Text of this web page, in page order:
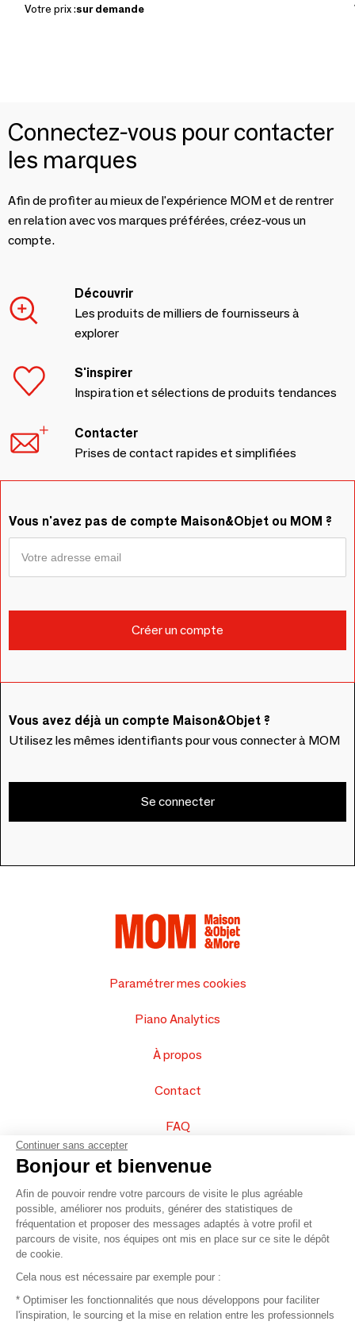
Votre prix :sur demande
Connectez-vous pour contacter
les marques
Afin de profiter au mieux de l'expérience MOM et de rentrer
en relation avec vos marques préférées, créez-vous un
compte.
Découvrir
Les produits de milliers de fournisseurs à
explorer
S'inspirer
Inspiration et sélections de produits tendances
Contacter
Prises de contact rapides et simplifiées
Vous n'avez pas de compte Maison&Objet ou MOM ?
Vous avez déjà un compte Maison&Objet ?
Utilisez les mêmes identifiants pour vous connecter à MOM
Se connecter
Paramétrer mes cookies
Piano Analytics
À propos
Contact
FAQ
Vendez vos produits
Plan du site
© 2016 –Organisation SAFI
Recrutement
Continuer sans accepter
Bonjour et bienvenue
Afin de pouvoir rendre votre parcours de visite le plus agréable
possible, améliorer nos produits, générer des statistiques de
fréquentation et proposer des messages adaptés à votre profil et
parcours de visite, nos équipes ont mis en place sur ce site le dépôt
de cookie.
Cela nous est nécessaire par exemple pour :
* Optimiser les fonctionnalités que nous développons pour faciliter
l'inspiration, le sourcing et la mise en relation entre les professionnels